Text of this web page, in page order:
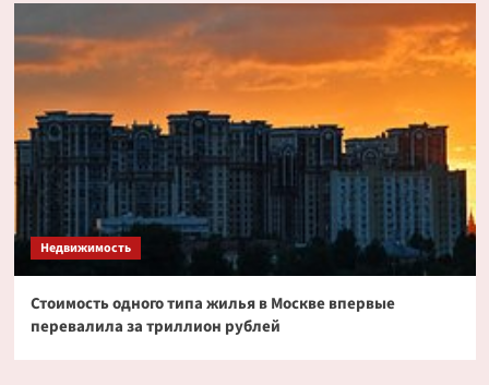
Недвижимость
Стоимость одного типа жилья в Москве впервые
перевалила за триллион рублей